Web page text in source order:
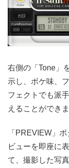
右側の「Tone」
示し、ボケ味、
フェクトでも派
えることができま
「PREVIEW」
ビューを即座に
て、撮影した写